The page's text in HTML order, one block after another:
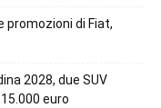
promozioni di Fiat,
2028, due SUV
euro